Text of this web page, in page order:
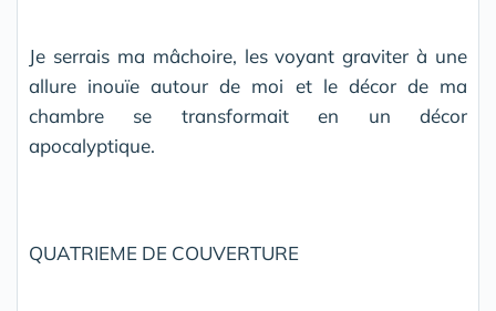
Je serrais ma mâchoire, les voyant graviter à une
allure inouïe autour de moi et le décor de ma
chambre se transformait en un décor
apocalyptique.
QUATRIEME DE COUVERTURE